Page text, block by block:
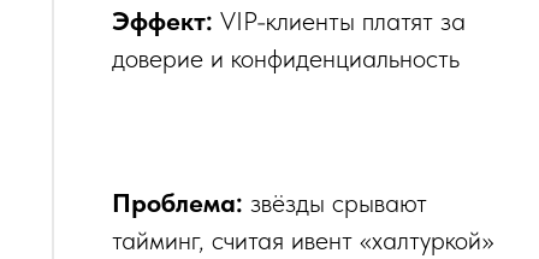
Эффект: VIP-клиенты платят за
доверие и конфиденциальность
Проблема: звёзды срывают
тайминг, считая ивент «халтуркой»